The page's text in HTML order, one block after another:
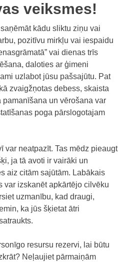
veiksmes!
kādu sliktu ziņu vai
pozitīvu mirkļu vai iespaidu
vai dienas trīs
daloties ar ģimeni
uzlabot jūsu pašsajūtu. Pat
zvaigžņotas debess, skaista
un vērošana var
poga pārslogotajam
var neatpazīt. Tas mēdz pieaugt
ja tā avoti ir vairāki un
aiz citām sajūtām. Labākais
var izskanēt apkārtējo cilvēku
uzmanību, kad draugi,
ka jūs šķietat ātri
resursu rezervi, lai būtu
Neļaujiet pārmaiņām